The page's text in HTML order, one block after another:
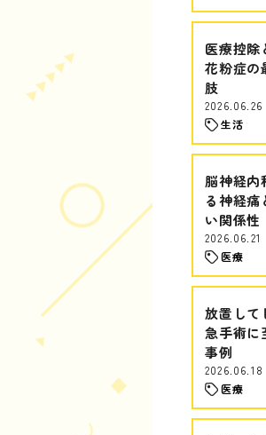
医療控除
花粉症の
肢
2026.06.26
生活
脳神経内
る神経痛
い関係性
2026.06.21
医療
放置して
急手術に
事例
2026.06.18
医療